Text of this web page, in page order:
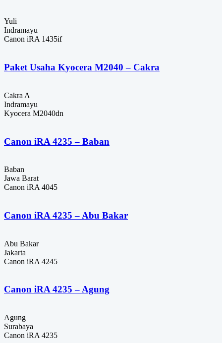
Yuli
Indramayu
Canon iRA 1435if
Paket Usaha Kyocera M2040 – Cakra
Cakra A
Indramayu
Kyocera M2040dn
Canon iRA 4235 – Baban
Baban
Jawa Barat
Canon iRA 4045
Canon iRA 4235 – Abu Bakar
Abu Bakar
Jakarta
Canon iRA 4245
Canon iRA 4235 – Agung
Agung
Surabaya
Canon iRA 4235